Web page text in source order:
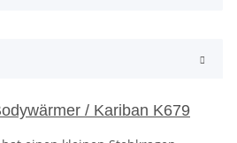
/ Kariban K679